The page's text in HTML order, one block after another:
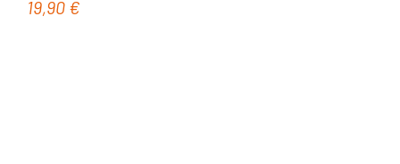
Regulärer Preis:
19,90 €